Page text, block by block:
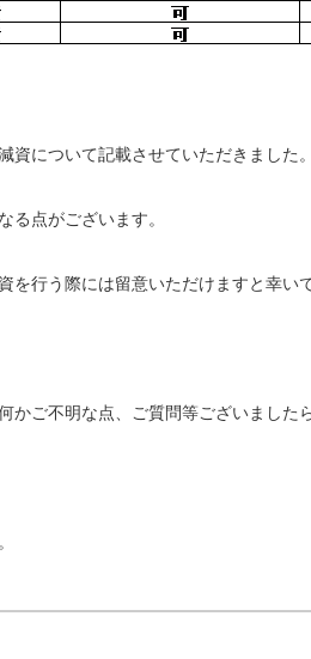
資について記載させていただきました。
る点がございます。
を行う際には留意いただけますと幸い
かご不明な点、ご質問等ございました